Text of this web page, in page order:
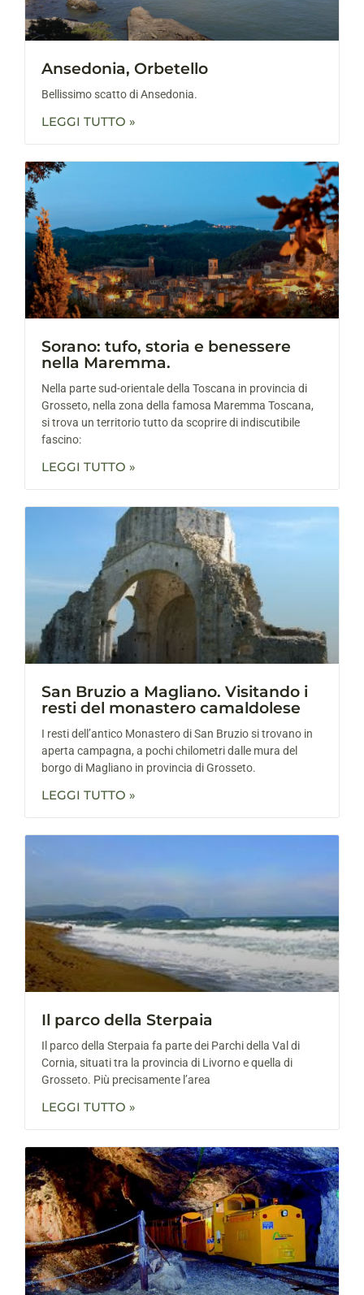
Ansedonia, Orbetello
Bellissimo scatto di Ansedonia.
LEGGI TUTTO »
Sorano: tufo, storia e benessere
nella Maremma.
Nella parte sud-orientale della Toscana in provincia di
Grosseto, nella zona della famosa Maremma Toscana,
si trova un territorio tutto da scoprire di indiscutibile
fascino:
LEGGI TUTTO »
San Bruzio a Magliano. Visitando i
resti del monastero camaldolese
I resti dell’antico Monastero di San Bruzio si trovano in
aperta campagna, a pochi chilometri dalle mura del
borgo di Magliano in provincia di Grosseto.
LEGGI TUTTO »
Il parco della Sterpaia
Il parco della Sterpaia fa parte dei Parchi della Val di
Cornia, situati tra la provincia di Livorno e quella di
Grosseto. Più precisamente l’area
LEGGI TUTTO »